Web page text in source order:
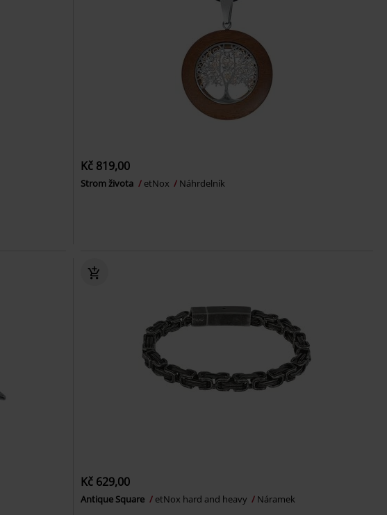
Kč 819,00
Strom života etNox Náhrdelník
Kč 629,00
Antique Square etNox hard and heavy Náramek